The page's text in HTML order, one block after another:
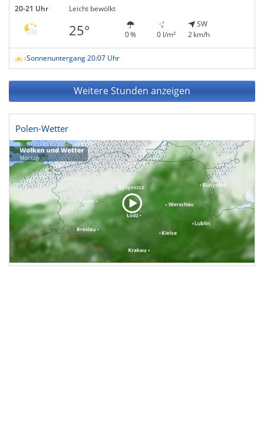
20-21 Uhr Leicht bewölkt
25° 0 % 0 l/m²
SW
2 km/h
Sonnenuntergang 20:07 Uhr
Weitere Stunden anzeigen
Polen-Wetter